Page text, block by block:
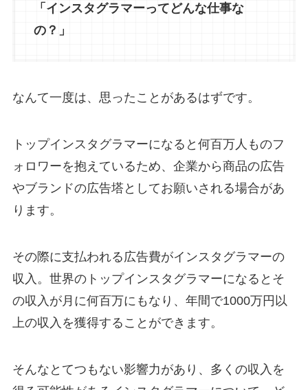
「インスタグラマーってどんな仕事な
の？」
なんて一度は、思ったことがあるはずです。
トップインスタグラマーになると何百万人ものフ
ォロワーを抱えているため、企業から商品の広告
やブランドの広告塔としてお願いされる場合があ
ります。
その際に支払われる広告費がインスタグラマーの
収入。世界のトップインスタグラマーになるとそ
の収入が月に何百万にもなり、年間で1000万円以
上の収入を獲得することができます。
そんなとてつもない影響力があり、多くの収入を